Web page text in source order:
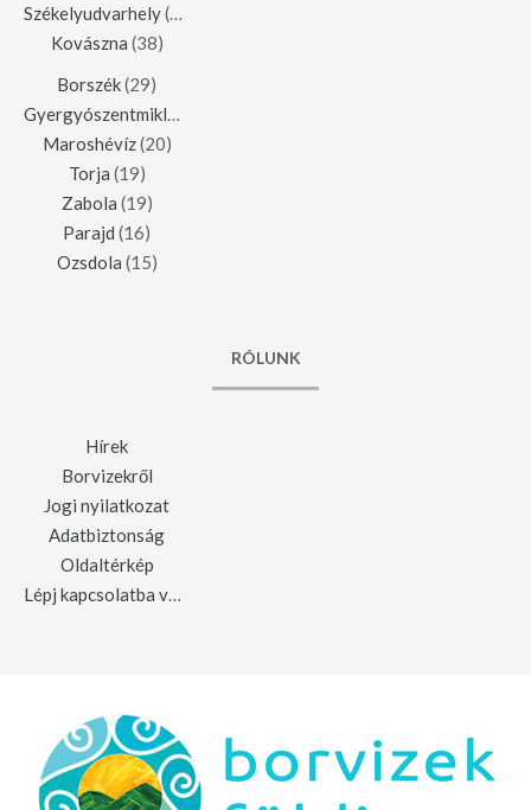
Székelyudvarhely(42)
Kovászna (38)
Borszék(29)
Gyergyószentmiklós
Maroshévíz(20)
Torja (19)
Zabola (19)
Parajd (16)
Ozsdola (15)
RÓLUNK
Hírek
Borvizekről
Jogi nyilatkozat
Adatbiztonság
Oldaltérkép
Lépj kapcsolatba velünk